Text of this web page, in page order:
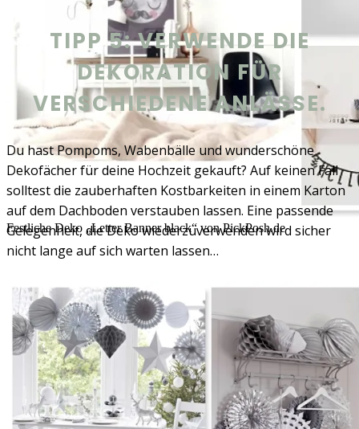
Festliche Deko „Letter Banner black“ von PickPosh.de
TIPP 5: VERWENDE DIE
DEKORATION FÜR
VERSCHIEDENE ANLÄSSE.
Du hast Pompoms, Wabenbälle und wunderschöne
Dekofächer für deine Hochzeit gekauft? Auf keinen Fall
solltest die zauberhaften Kostbarkeiten in einem Karton
auf dem Dachboden verstauben lassen. Eine passende
Gelegenheit, die Deko wiederzuverwenden wird sicher
nicht lange auf sich warten lassen…